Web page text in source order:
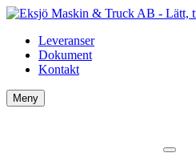
Leveranser
Dokument
Kontakt
Meny